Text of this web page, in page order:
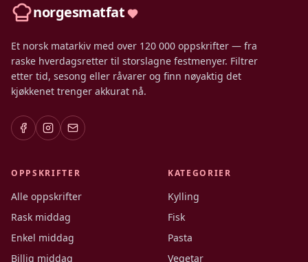
norgesmatfat
Et norsk matarkiv med over 120 000 oppskrifter — fra
raske hverdagsretter til storslagne festmenyer. Filtrer
etter tid, sesong eller råvarer og finn nøyaktig det
kjøkkenet trenger akkurat nå.
OPPSKRIFTER
Alle oppskrifter
Rask middag
Enkel middag
Billig middag
KATEGORIER
Kylling
Fisk
Pasta
Vegetar